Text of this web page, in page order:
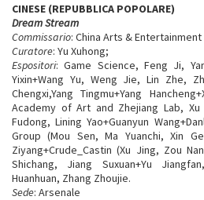
CINESE (REPUBBLICA POPOLARE)
Dream Stream
Commissario: China Arts & Entertainment
Curatore: Yu Xuhong;
Espositori: Game Science, Feng Ji,
Yixin+Wang Yu, Weng Jie, Lin Zhe,
Chengxi,Yang Tingmu+Yang
Academy of Art and Zhejiang Lab, Xu
Fudong, Lining Yao+Guanyun
Group (Mou Sen, Ma Yuanchi, Xin
Ziyang+Crude_Castin (Xu Jing, Zou
Shichang, Jiang Suxuan+Yu
Huanhuan, Zhang Zhoujie.
Sede: Arsenale